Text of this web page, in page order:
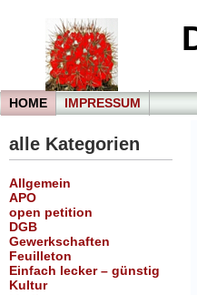
HOME IMPRESSUM
alle Kategorien
Allgemein
APO
open petition
DGB
Gewerkschaften
Feuilleton
Einfach lecker – günstig
Kultur